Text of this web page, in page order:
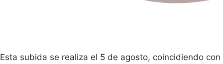
Esta subida se realiza el 5 de agosto, coincidiendo con